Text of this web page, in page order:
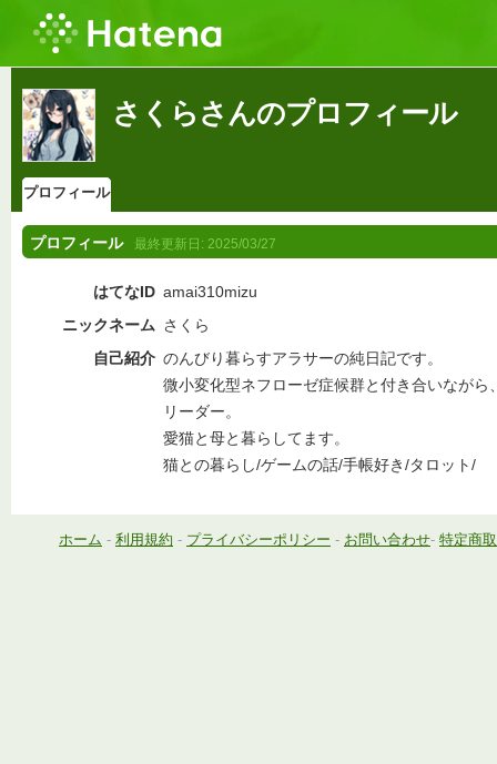
さくらさんのプロフィール
プロフィール
プロフィール 最終更新日: 2025/03/27
はてなID amai310mizu
ニックネーム さくら
自己紹介 のんびり暮らすアラサーの純日記です。
微小変化型ネフローゼ症候群と付き合いなが
リーダー。
愛猫と母と暮らしてます。
猫との暮らし/ゲームの話/手帳好き/タロット/
ホーム - 利用規約 - プライバシーポリシー - お問い合わせ- 特定商